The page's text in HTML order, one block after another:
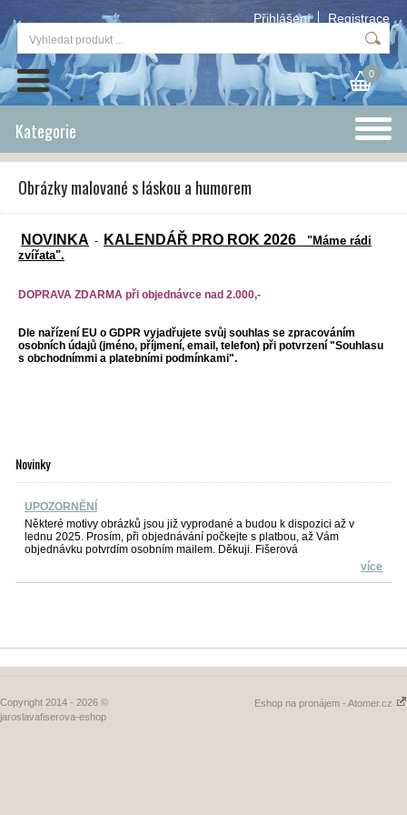
Přihlášení Registrace
0
Kategorie
Obrázky malované s láskou a humorem
NOVINKA - KALENDÁŘ PRO ROK 2026 "Máme rádi
zvířata".
DOPRAVA ZDARMA při objednávce nad 2.000,-
Dle nařízení EU o GDPR vyjadřujete svůj souhlas se zpracováním
osobních údajů (jméno, příjmení, email, telefon) při potvrzení "Souhlasu
s obchodnímmi a platebními podmínkami".
Novinky
UPOZORNĚNÍ
Některé motivy obrázků jsou již vyprodané a budou k dispozici až v
lednu 2025. Prosím, při objednávání počkejte s platbou, až Vám
objednávku potvrdím osobním mailem. Děkuji. Fišerová
více
Copyright 2014 - 2026 ©
jaroslavafiserova-eshop
Eshop na pronájem - Atomer.cz